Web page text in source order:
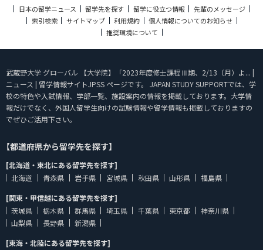
日本の留学ニュース 留学先を探す 留学に役立つ情報
先輩のメッセージ
索引検索
サイトマップ 利用規約
個人情報についてのお知らせ
推奨環境について
武蔵野大学 グローバル 【大学院】「2023年度修士課程Ⅲ期、2/13（月）よ... |
ニュース | 留学情報サイトJPSS ページです。 JAPAN STUDY SUPPORTでは、学
校の特色や入試情報、学部一覧、施設案内の情報を掲載しております。大学情
報だけでなく、外国人留学生向けの試験情報や留学情報も掲載しておりますの
でぜひご活用下さい。
【都道府県から留学先を探す】
[北海道・東北にある留学先を探す]
北海道
青森県 岩手県 宮城県 秋田県 山形県
福島県
[関東・甲信越にある留学先を探す]
茨城県
栃木県 群馬県 埼玉県 千葉県 東京都
神奈川県
山梨県
長野県
新潟県
[東海・北陸にある留学先を探す]